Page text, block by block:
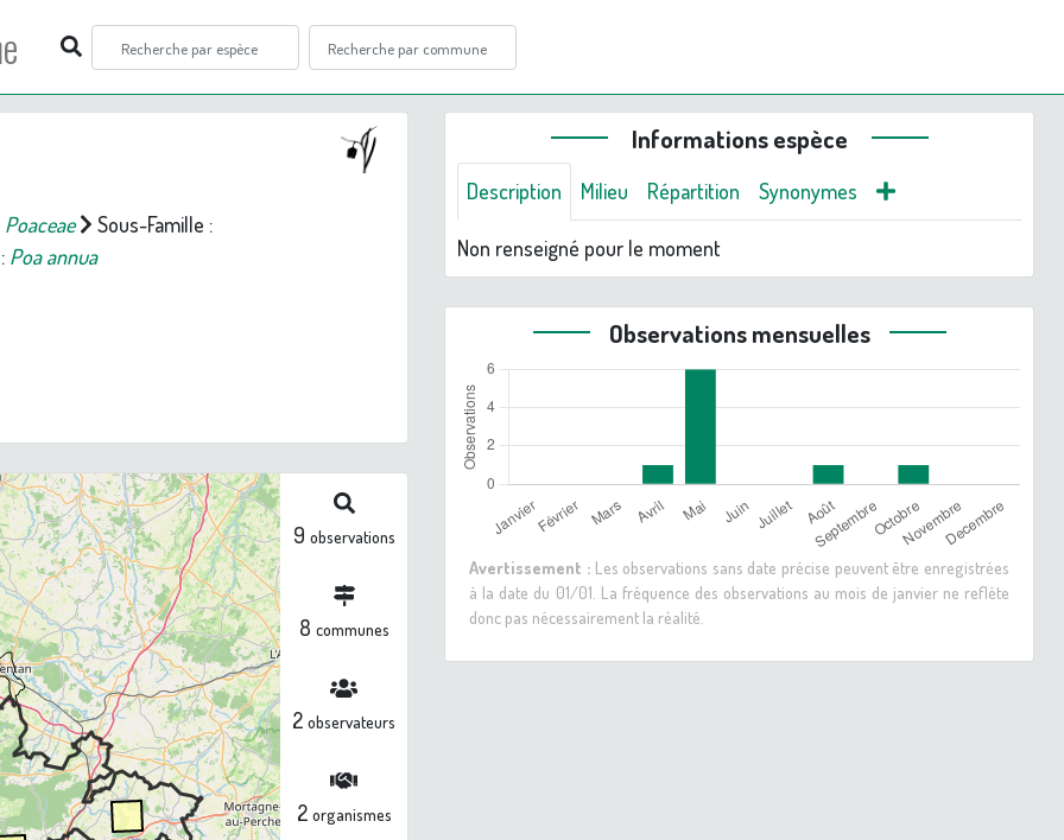
Poaceae
Sous-Famille :
Poa annua
9 observations
8 communes
2 observateurs
2 organismes
Informations espèce
Description Milieu Répartition Synonymes
Non renseigné pour le moment
Observations mensuelles
Avertissement :Les observations sans date précise peuvent être enregistrées
à la date du 01/01. La fréquence des observations au mois de janvier ne reflète
donc pas nécessairement la réalité.